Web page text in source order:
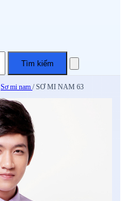
Tìm kiếm
Sơ mi nam / SƠ MI NAM 63